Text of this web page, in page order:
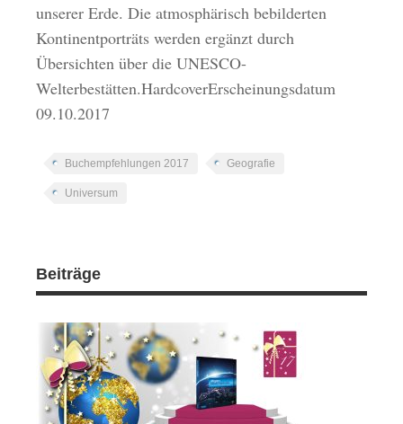
unserer Erde. Die atmosphärisch bebilderten
Kontinentporträts werden ergänzt durch
Übersichten über die UNESCO-
Welterbestätten.HardcoverErscheinungsdatum
09.10.2017
Buchempfehlungen 2017 Geografie
Universum
Beiträge